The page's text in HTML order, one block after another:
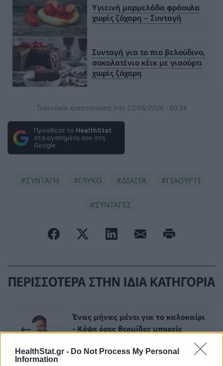
HealthStat.gr - Do Not Process My Personal
Information
Υγιεινή μαρμελάδα φράουλα
χωρίς ζάχαρη – Συνταγή
Συνταγή για το πιο βελούδινο,
σοκολατένιο κέικ με γιαούρτι
χωρίς ζάχαρη
Τελευταία τροποποίηση στις 12/05/2026 - 00:16
Πρόσθεσε το HealthStat
στα αγαπημένα σου στη
Google
ΣΥΝΤΑΓΗ ΓΛΥΚΟ ΔΙΑΙΤΑ ΓΙΑΟΥΡΤΙ
ΣΥΝΤΑΓΕΣ
ΠΕΡΙΣΣΟΤΕΡΑ ΣΤΗΝ ΙΔΙΑ ΚΑΤΗΓΟΡΙΑ
Ένας μήνας μένει για το καλοκαίρι
- Κόψε όσες θερμίδες μπορείς